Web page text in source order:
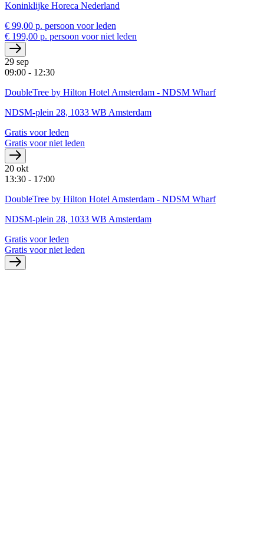
Koninklijke Horeca Nederland
€ 99,00 p. persoon voor leden
€ 199,00 p. persoon voor niet leden
29 sep
09:00 - 12:30
DoubleTree by Hilton Hotel Amsterdam - NDSM Wharf
NDSM-plein 28, 1033 WB Amsterdam
Gratis voor leden
Gratis voor niet leden
20 okt
13:30 - 17:00
DoubleTree by Hilton Hotel Amsterdam - NDSM Wharf
NDSM-plein 28, 1033 WB Amsterdam
Gratis voor leden
Gratis voor niet leden